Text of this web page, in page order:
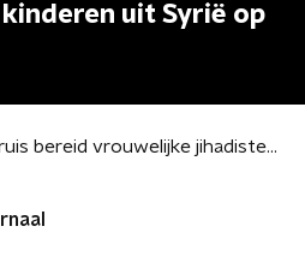
uit Syrië op
Rode Kruis bereid vrouwelijke jihadisten en kinderen uit Syrië op te halen